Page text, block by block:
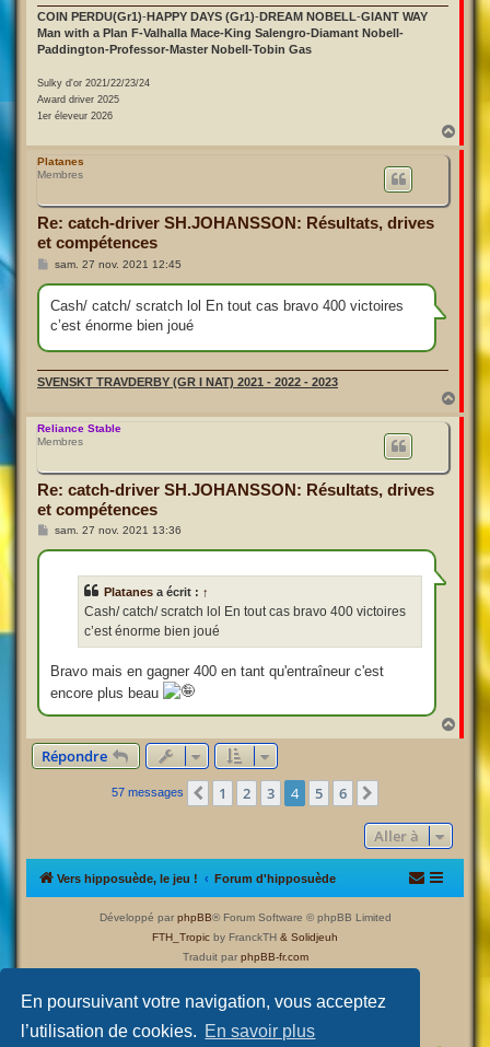
En poursuivant votre navigation, vous acceptez
l’utilisation de cookies. En savoir plus
COIN PERDU(Gr1)-HAPPY DAYS (Gr1)-DREAM NOBELL-GIANT WAY
Man with a Plan F-Valhalla Mace-King Salengro-Diamant Nobell-
Paddington-Professor-Master Nobell-Tobin Gas
Sulky d'or 2021/22/23/24
Award driver 2025
1er éleveur 2026
a
Platanes
Membres
Re: catch-driver SH.JOHANSSON: Résultats, drives
et compétences
M
s
s
g
sam. 27 nov. 2021 12:45
Cash/ catch/ scratch lol En tout cas bravo 400 victoires
c’est énorme bien joué
SVENSKT TRAVDERBY (GR I NAT) 2021 - 2022 - 2023
a
Reliance Stable
Membres
Re: catch-driver SH.JOHANSSON: Résultats, drives
et compétences
M
s
sam. 27 nov. 2021 13:36
Platanes a écrit : ↑
Cash/ catch/ scratch lol En tout cas bravo 400 victoires
c’est énorme bien joué
Bravo mais en gagner 400 en tant qu'entraîneur c'est
encore plus beau
a
Répondre
57 messages Précédente
1 2 3 4 5 6
Aller à
Vers hipposuède, le jeu ! Forum d'hipposuède
Développé par phpBB® Forum Software © phpBB Limited
FTH_Tropic by FranckTH & Solidjeuh
Traduit par phpBB-fr.com